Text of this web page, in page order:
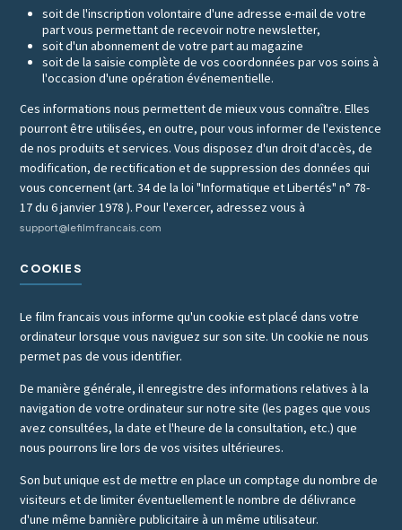
soit de l'inscription volontaire d'une adresse e-mail de votre
part vous permettant de recevoir notre newsletter,
soit d'un abonnement de votre part au magazine
soit de la saisie complète de vos coordonnées par vos soins à
l'occasion d'une opération événementielle.
Ces informations nous permettent de mieux vous connaître. Elles
pourront être utilisées, en outre, pour vous informer de l'existence
de nos produits et services. Vous disposez d'un droit d'accès, de
modification, de rectification et de suppression des données qui
vous concernent (art. 34 de la loi "Informatique et Libertés" n° 78-
17 du 6 janvier 1978 ). Pour l'exercer, adressez vous à
support@lefilmfrancais.com
COOKIES
Le film francais vous informe qu'un cookie est placé dans votre
ordinateur lorsque vous naviguez sur son site. Un cookie ne nous
permet pas de vous identifier.
De manière générale, il enregistre des informations relatives à la
navigation de votre ordinateur sur notre site (les pages que vous
avez consultées, la date et l'heure de la consultation, etc.) que
nous pourrons lire lors de vos visites ultérieures.
Son but unique est de mettre en place un comptage du nombre de
visiteurs et de limiter éventuellement le nombre de délivrance
d'une même bannière publicitaire à un même utilisateur.